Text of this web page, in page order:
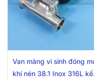
Van màng vi sinh đóng
khí nén 38.1 Inox 316L kết